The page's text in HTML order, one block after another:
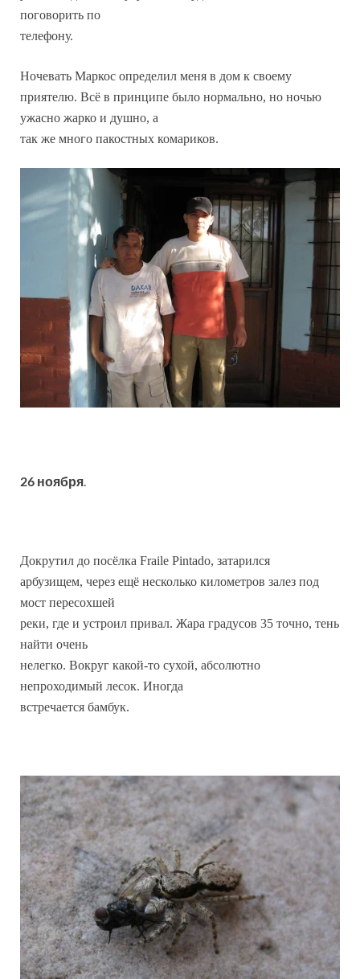
поговорить по
телефону.
Ночевать Маркос определил меня в дом к своему
приятелю. Всё в принципе было нормально, но ночью
ужасно жарко и душно, а
так же много пакостных комариков.
26 ноября.
Докрутил до посёлка Fraile Pintado, затарился
арбузищем, через ещё несколько километров залез под
мост пересохшей
реки, где и устроил привал. Жара градусов 35 точно, тень
найти очень
нелегко. Вокруг какой-то сухой, абсолютно
непроходимый лесок. Иногда
встречается бамбук.